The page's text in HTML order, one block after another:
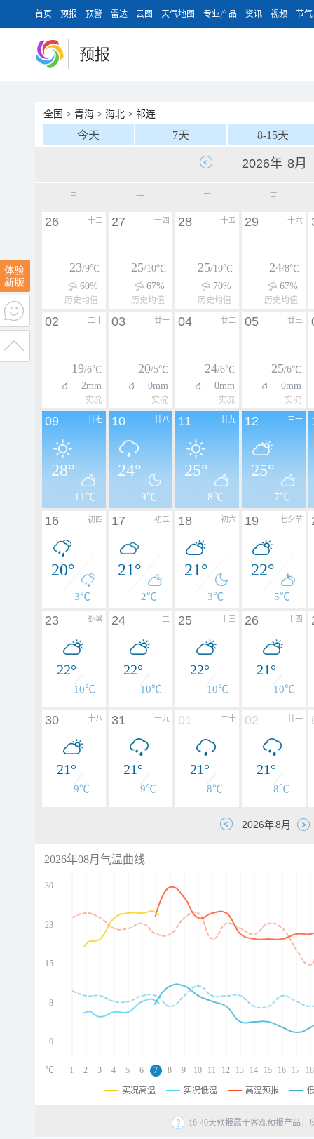
首页 预报 预警 雷达 云图 天气地图 专业产品 资讯 视频 节气
预报
全国 > 青海 > 海北 > 祁连
今天 7天 8-15天
日 一 二 三
十三
26
23/9℃
60%
历史均值
十四
27
25/10℃
67%
历史均值
十五
28
25/10℃
70%
历史均值
十六
29
24/8℃
67%
历史均值
二十
02
19/6℃
2mm
实况
廿一
03
20/5℃
0mm
实况
廿二
04
24/6℃
0mm
实况
廿三
05
25/6℃
0mm
实况
廿七
09
28°
11℃
廿八
10
24°
9℃
廿九
11
25°
8℃
三十
12
25°
7℃
初四
16
20°
3℃
初五
17
21°
2℃
初六
18
21°
3℃
七夕节
19
22°
5℃
处暑
23
22°
10℃
十二
24
22°
10℃
十三
25
22°
10℃
十四
26
21°
10℃
十八
30
21°
9℃
十九
31
21°
9℃
二十
01
21°
8℃
廿一
02
21°
8℃
2026年08月气温曲线
30
23
15
8
0
1 2 3 4 5 6 7 8 9 10 11 12 13 14 15 16 17 18
℃
实况高温 实况低温 高温预报
16-40天预报属于客观预报产品